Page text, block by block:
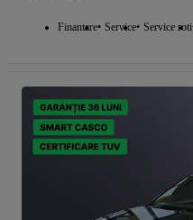
Finantare Service Service roti